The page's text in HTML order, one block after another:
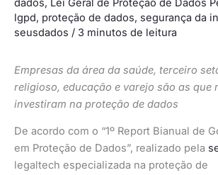
dados, Lei Geral de Proteção de Dados
lgpd, proteção de dados, segurança da
seusdados / 3 minutos de leitura
Empresas da área da saúde, terceiro
religioso, educação e varejo são as que
investiram na proteção de dados
De acordo com o “1º Report Bianual de
em Proteção de Dados”, realizado pela
legaltech especializada na proteção de